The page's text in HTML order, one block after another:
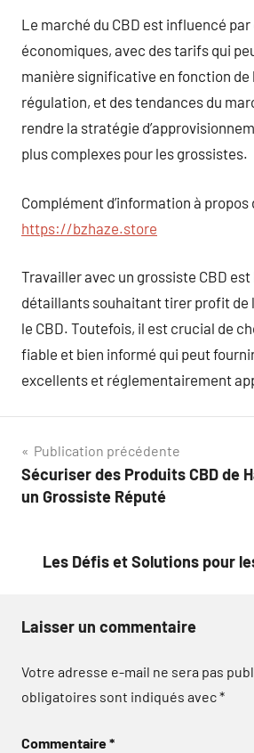
Le marché du CBD est influencé
économiques, avec des tarifs qui
manière significative en fonction de
régulation, et des tendances du
rendre la stratégie
plus complexes pour les grossistes.
Complément d’information à propos
https://bzhaze.store
Travailler avec un grossiste CBD
détaillants souhaitant tirer profit de
le CBD. Toutefois, il est crucial de
fiable et bien informé qui peut
excellents et réglementairement
Navigation
de
Publication précédente
Sécuriser des Produits CBD de
un Grossiste Réputé
Les Défis et Solutions pour
Laisser un commentaire
Votre adresse e-mail ne sera pas
obligatoires sont indiqués avec*
Commentaire*